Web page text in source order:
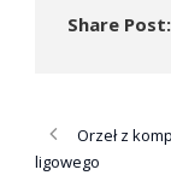
Share Post:
Orzeł z
ligowego